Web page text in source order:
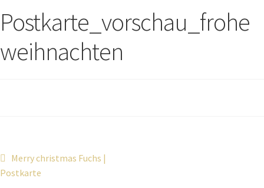
Postkarte_vorschau_frohe
weihnachten
Merry christmas Fuchs |
Postkarte